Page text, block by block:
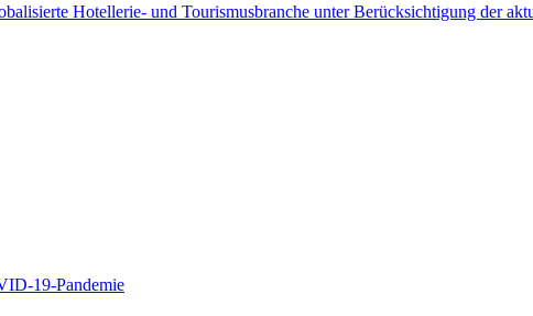
Hotellerie- und Tourismusbranche unter Berücksichtigung der
19-Pandemie